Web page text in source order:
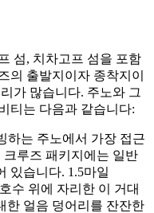
섬, 치차고프 섬을 포함
의 출발지이자 종착지이
가 많습니다. 주노와 그
티는 다음과 같습니다:
하는 주노에서 가장 접근
루즈 패키지에는 일반
있습니다. 1.5마일
수 위에 자리한 이 거대
한 얼음 덩어리를 잔잔한